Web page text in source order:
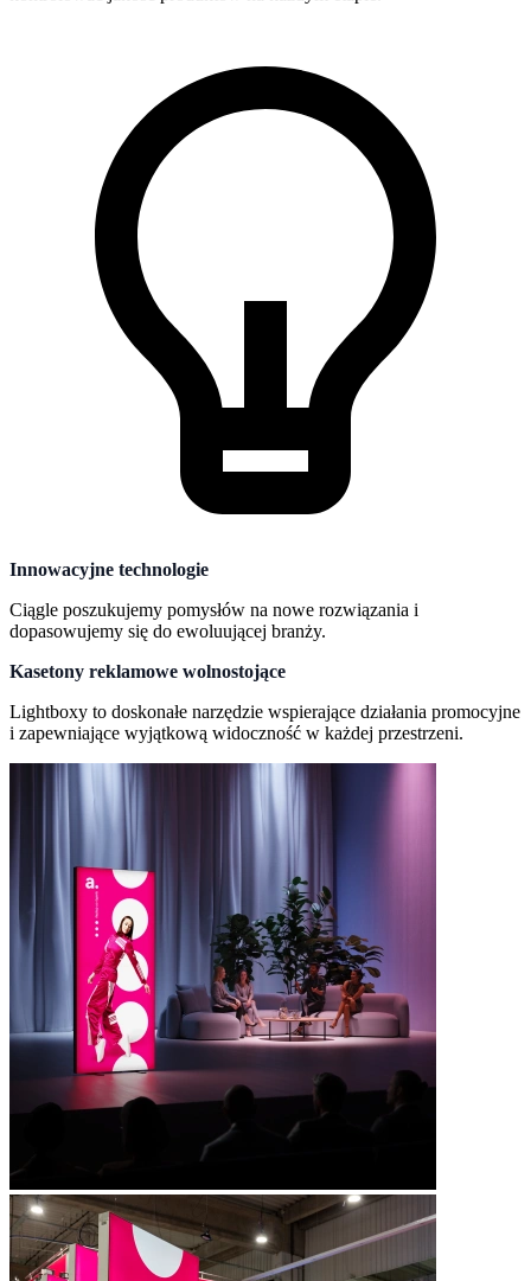
Innowacyjne technologie
Ciągle poszukujemy pomysłów na nowe rozwiązania i
dopasowujemy się do ewoluującej branży.
Kasetony reklamowe wolnostojące
Lightboxy to doskonałe narzędzie wspierające działania promocyjne
i zapewniające wyjątkową widoczność w każdej przestrzeni.